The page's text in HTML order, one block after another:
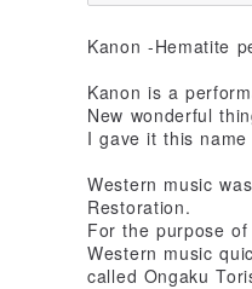
Kanon -Hematite
Kanon is a
New wonderful
I gave it this
Western music
Restoration.
For the purpose
Western music
called Ongaku